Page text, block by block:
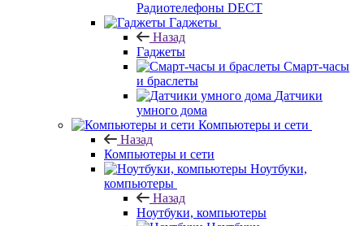
Радиотелефоны DECT
Гаджеты
Назад
Гаджеты
Смарт-часы
и браслеты
Датчики
умного дома
Компьютеры и сети
Назад
Компьютеры и сети
Ноутбуки,
компьютеры
Назад
Ноутбуки, компьютеры